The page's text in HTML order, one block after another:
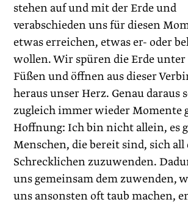
stehen auf und mit der Erde und
verabschieden uns für diesen
etwas erreichen, etwas er- oder
wollen. Wir spüren die Erde
Füßen und öffnen aus dieser
heraus unser Herz. Genau daraus
zugleich immer wieder Momente
Hoffnung: Ich bin nicht allein, es
Menschen, die bereit sind, sich all
Schrecklichen zuzuwenden.
uns gemeinsam dem zuwenden,
uns ansonsten oft taub machen,